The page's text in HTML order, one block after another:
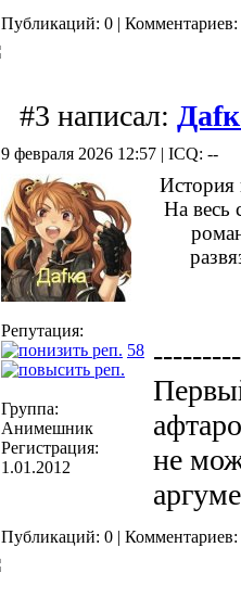
Публикаций: 0 | Комментариев:
#3 написал:
9 февраля 2026 12:57 | ICQ: --
Репутация:
58
Группа:
Анимешник
Регистрация:
1.01.2012
История
На весь
не
Публикаций: 0 | Комментариев: